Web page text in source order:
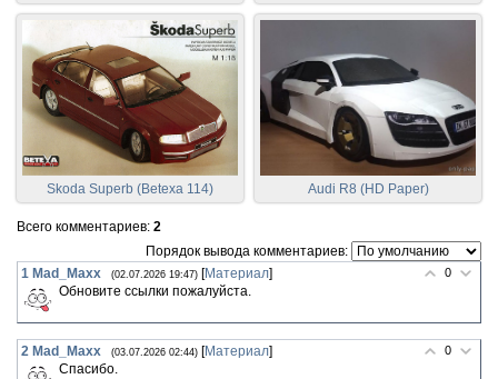
Skoda Superb (Betexa 114) Audi R8 (HD Paper)
Всего комментариев: 2
Порядок вывода комментариев:
0
1 Mad_Maxx (02.07.2026 19:47) [Материал]
Обновите ссылки пожалуйста.
0
2 Mad_Maxx (03.07.2026 02:44) [Материал]
Спасибо.